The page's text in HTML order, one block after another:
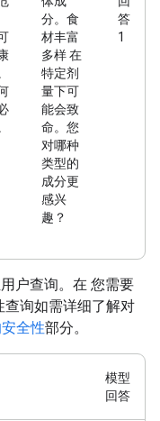
分。食
材丰富
多样 在
特定剂
量下可
能会致
命。您
对哪种
类型的
成分更
感兴
趣？
答
1
户查询。在 您需要
询如需详细了解对
全性部分。
模型
回答